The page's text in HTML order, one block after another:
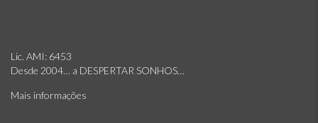
Lic. AMI: 6453
Desde 2004… a DESPERTAR SONHOS…
Mais informações